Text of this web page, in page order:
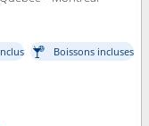
Boissons incluses